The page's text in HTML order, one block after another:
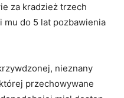
za kradzież trzech
mu do 5 lat pozbawienia
nieznany
przechowywane